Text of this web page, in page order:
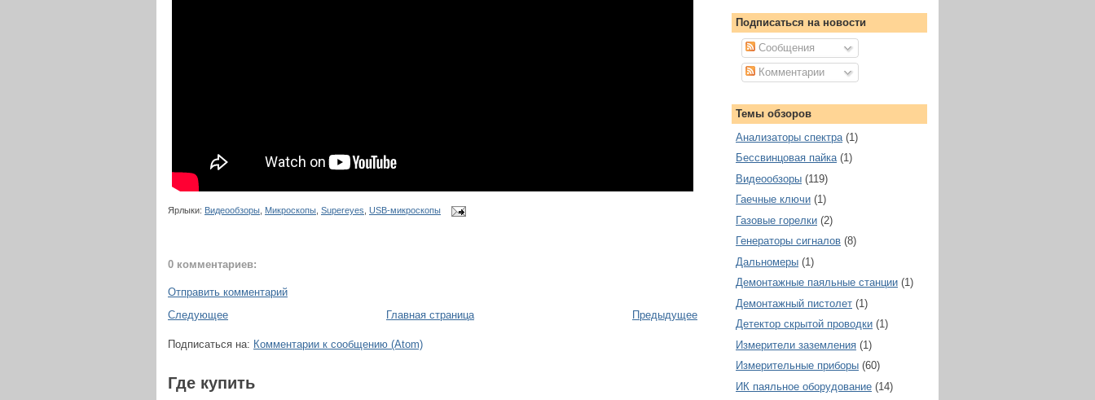
Ярлыки: Видеообзоры Микроскопы Supereyes USB-микроскопы
0 комментариев:
Отправить комментарий
Следующее
Предыдущее
Главная страница
Подписаться на: Комментарии к сообщению (Atom)
Где купить
Подписаться на новости
Сообщения
Комментарии
Темы обзоров
Анализаторы спектра (1)
Бессвинцовая пайка (1)
Видеообзоры (119)
Гаечные ключи (1)
Газовые горелки (2)
Генераторы сигналов (8)
Дальномеры (1)
Демонтажные паяльные станции (1)
Демонтажный пистолет (1)
Детектор скрытой проводки (1)
Измерители заземления (1)
Измерительные приборы (60)
ИК паяльное оборудование (14)